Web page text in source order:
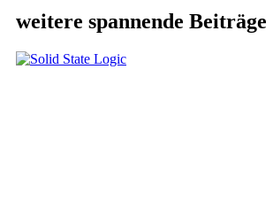
weitere spannende Beiträge